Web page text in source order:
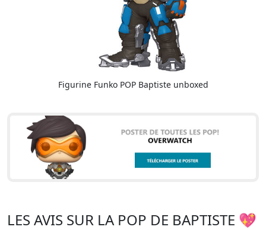
Figurine Funko POP Baptiste unboxed
LES AVIS SUR LA POP DE BAPTISTE 💖